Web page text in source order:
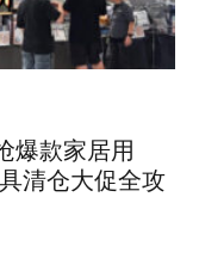
爆款家居用
清仓大促全攻